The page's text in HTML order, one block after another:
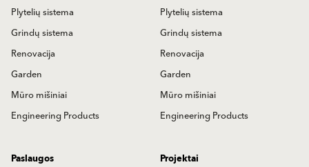
Plytelių sistema
Grindų sistema
Renovacija
Garden
Mūro mišiniai
Engineering Products
Plytelių sistema
Grindų sistema
Renovacija
Garden
Mūro mišiniai
Engineering Products
Paslaugos
Projektai